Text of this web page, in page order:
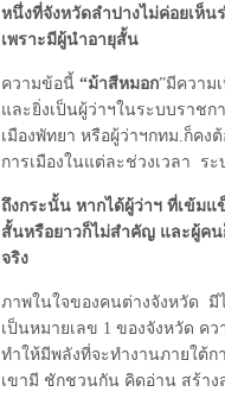
หนึ่งที่จังหวัดลำปางไม่ค่อยเห็
เพราะมีผู้นำอายุสั้น
ความข้อนี้ “ม้าสีหมอก”มีความ
และยิ่งเป็นผู้ว่าฯในระบบราชก
เมืองพัทยา หรือผู้ว่าฯกทม.ก็คง
การเมืองในแต่ละช่วงเวลา ร
ถึงกระนั้น หากได้ผู้ว่าฯ ที่เข้มแ
สั้นหรือยาวก็ไม่สำคัญ และผู้คน
จริง
ภาพในใจของคนต่างจังหวัด มี
เป็นหมายเลข 1 ของจังหวัด คว
ทำให้มีพลังที่จะทำงานภายใต้
เขามี ชักชวนกัน คิดอ่าน สร้าง